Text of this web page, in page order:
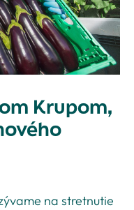
Krupom,
na stretnutie